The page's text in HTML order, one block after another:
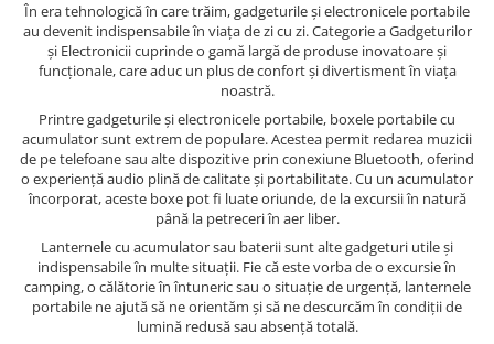
În era tehnologică în care trăim, gadgeturile și electronicele portabile
au devenit indispensabile în viața de zi cu zi. Categorie a Gadgeturilor
și Electronicii cuprinde o gamă largă de produse inovatoare și
funcționale, care aduc un plus de confort și divertisment în viața
noastră.
Printre gadgeturile și electronicele portabile, boxele portabile cu
acumulator sunt extrem de populare. Acestea permit redarea muzicii
de pe telefoane sau alte dispozitive prin conexiune Bluetooth, oferind
o experiență audio plină de calitate și portabilitate. Cu un acumulator
încorporat, aceste boxe pot fi luate oriunde, de la excursii în natură
până la petreceri în aer liber.
Lanternele cu acumulator sau baterii sunt alte gadgeturi utile și
indispensabile în multe situații. Fie că este vorba de o excursie în
camping, o călătorie în întuneric sau o situație de urgență, lanternele
portabile ne ajută să ne orientăm și să ne descurcăm în condiții de
lumină redusă sau absență totală.